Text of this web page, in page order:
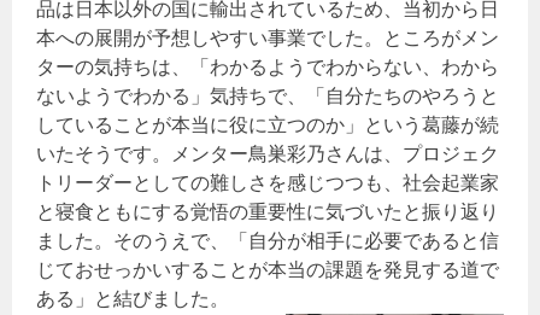
品は日本以外の国に輸出されているため、当初から日
本への展開が予想しやすい事業でした。ところがメン
ターの気持ちは、「わかるようでわからない、わから
ないようでわかる」気持ちで、「自分たちのやろうと
していることが本当に役に立つのか」という葛藤が続
いたそうです。メンター鳥巣彩乃さんは、プロジェク
トリーダーとしての難しさを感じつつも、社会起業家
と寝食ともにする覚悟の重要性に気づいたと振り返り
ました。そのうえで、「自分が相手に必要であると信
じておせっかいすることが本当の課題を発見する道で
ある」と結びました。